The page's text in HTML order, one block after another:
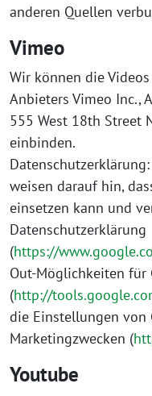
anderen Quellen
Vimeo
Wir können die
Anbieters Vimeo Inc.,
555 West 18th Street
einbinden.
Datenschutzerklärung:
weisen darauf hin,
einsetzen kann und
Datenschutzerklärung
(https://
Out-Möglichkeiten für
(http://
die Einstellungen von
Marketingzwecken (
Youtube